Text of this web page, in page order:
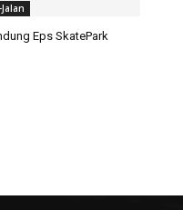
Eps SkatePark